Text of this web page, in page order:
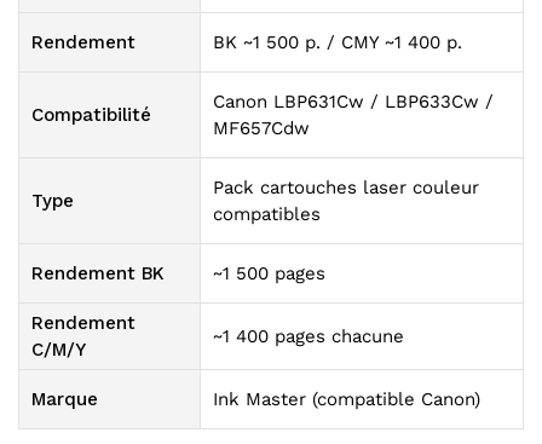
Rendement BK ~1 500 p. / CMY ~1 400 p.
Compatibilité
Canon LBP631Cw / LBP633Cw /
MF657Cdw
Type
Pack cartouches laser couleur
compatibles
Rendement BK ~1 500 pages
Rendement
C/M/Y
~1 400 pages chacune
Marque Ink Master (compatible Canon)